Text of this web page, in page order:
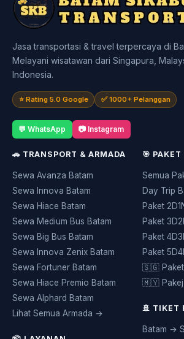
Jasa transportasi & travel terpercaya di
Melayani wisatawan dari Singapura,
Indonesia.
⭐ Rating 5.0 Google ✅ 1000+ Pelanggan
💬 WhatsApp 📷 Instagram
🚗 TRANSPORT & ARMADA
Sewa Avanza Batam
Sewa Innova Batam
Sewa Hiace Batam
Sewa Medium Bus Batam
Sewa Big Bus Batam
Sewa Innova Zenix Batam
Sewa Fortuner Batam
Sewa Hiace Premio Batam
Sewa Alphard Batam
Lihat Semua Armada →
🎯
Semua
Day Trip
Paket
Paket
Paket
Paket
🇸🇬 Paket
🇲🇾 Pakej
🚢 TIKET
Batam →